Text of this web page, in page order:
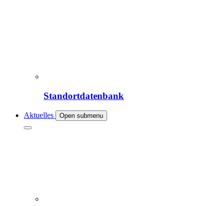
Standortdatenbank
Aktuelles Open submenu